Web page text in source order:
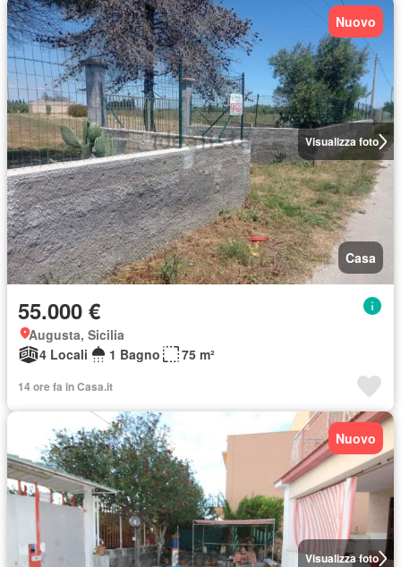
Visualizza foto
Nuovo
Casa
55.000 €
Augusta, Sicilia
4 Locali
1 Bagno 75 m²
14 ore fa in Casa.it
Visualizza foto
Nuovo